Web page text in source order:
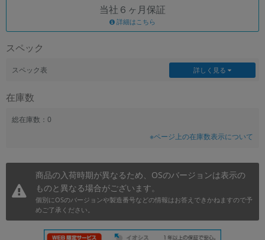
当社６ヶ月保証
詳細はこちら
スペック
スペック表 詳しく見る
在庫数
総在庫数：0
※ページ上の在庫数表示について
商品の入荷時期が異なるため、OSのバージョンは表示の
ものと異なる場合がございます。
個別にOSのバージョンや製造番号などの情報はお答えできかねますので予
めご了承ください。
CPUの絞り込み
OS
OSの絞り込み
モニタサイズ